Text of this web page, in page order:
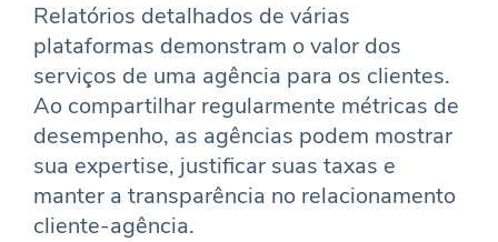
Relatórios detalhados de várias
plataformas demonstram o valor dos
serviços de uma agência para os clientes.
Ao compartilhar regularmente métricas de
desempenho, as agências podem mostrar
sua expertise, justificar suas taxas e
manter a transparência no relacionamento
cliente-agência.